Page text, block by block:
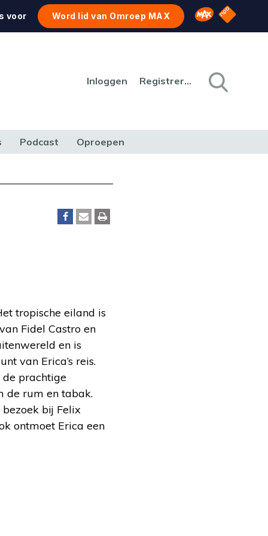
voor Word lid van Omroep MAX Omroep MAX
NPO
Inloggen Registreren
Podcast Oproepen
tropische eiland is
Fidel Castro en
en is
van Erica’s reis.
prachtige
de rum en tabak.
bij Felix
ontmoet Erica een